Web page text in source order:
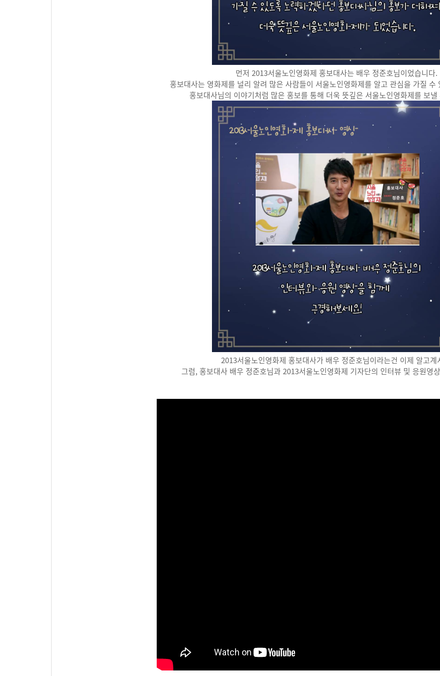
먼저 2013서울노인영화제 홍보대사는 배우 정준호님이었습니다.
홍보대사는 영화제를 널리 알려 많은 사람들이 서울노인영화제를 알고 관심을 가질 수
홍보대사님의 이야기처럼 많은 홍보를 통해 더욱 뜻깊은 서울노인영화제를 보
2013서울노인영화제 홍보대사가 배우 정준호님이라는건 이제 알고계
그럼, 홍보대사 배우 정준호님과 2013서울노인영화제 기자단의 인터뷰 및 응원영